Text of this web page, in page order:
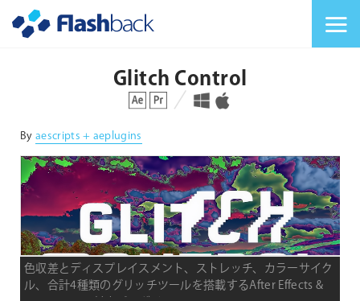
Glitch Control
対応プラットフォーム 対応OS
By aescripts + aeplugins
色収差とディスプレイスメント、ストレッチ、カラーサイク
ル、合計4種類のグリッチツールを搭載するAfter Effects &